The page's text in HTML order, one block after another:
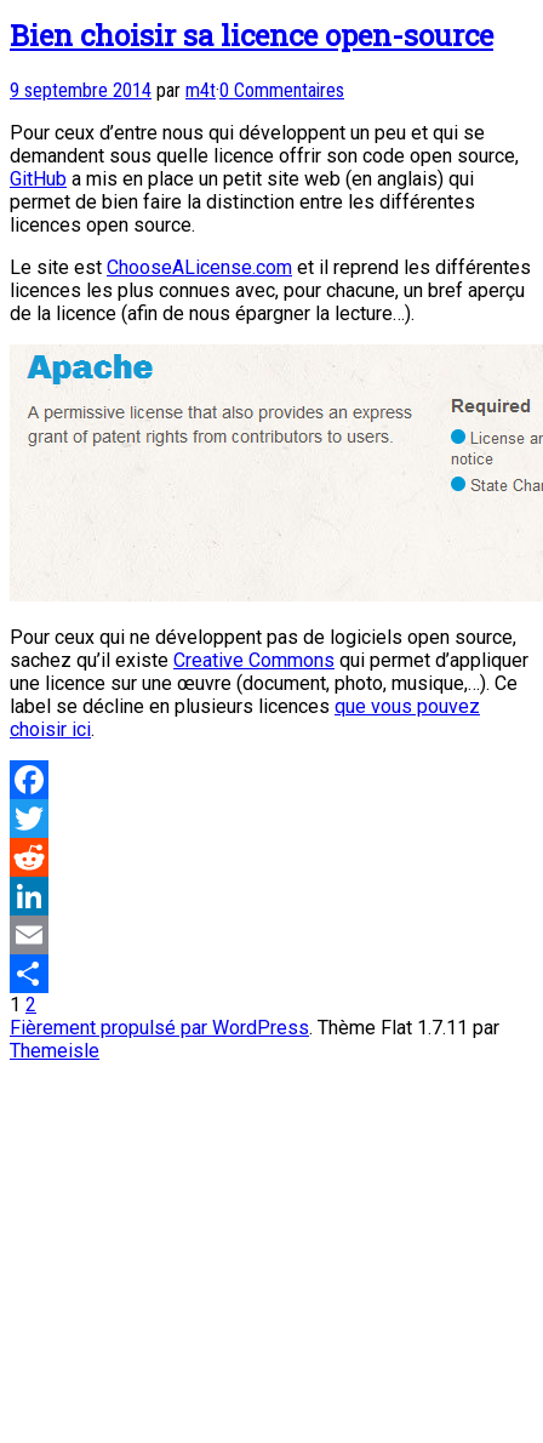
Bien choisir sa licence open-source
9 septembre 2014 par m4t·0 Commentaires
Pour ceux d’entre nous qui développent un peu et qui se
demandent sous quelle licence offrir son code open source,
GitHub a mis en place un petit site web (en anglais) qui
permet de bien faire la distinction entre les différentes
licences open source.
Le site est ChooseALicense.com et il reprend les différentes
licences les plus connues avec, pour chacune, un bref aperçu
de la licence (afin de nous épargner la lecture…).
Pour ceux qui ne développent pas de logiciels open source,
sachez qu’il existe Creative Commons qui permet d’appliquer
une licence sur une œuvre (document, photo, musique,…). Ce
label se décline en plusieurs licences que vous pouvez
choisir ici.
Facebook
Twitter
Reddit
LinkedIn
Email
Partager
Pagination
des
1 2
Fièrement propulsé par WordPress. Thème Flat 1.7.11 par
Themeisle